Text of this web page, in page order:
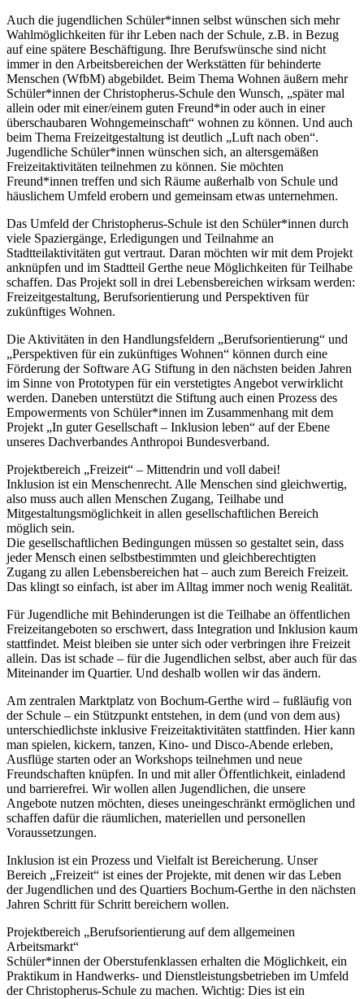
Auch die jugendlichen Schüler*innen selbst wünschen sich mehr
Wahlmöglichkeiten für ihr Leben nach der Schule, z.B. in Bezug
auf eine spätere Beschäftigung. Ihre Berufswünsche sind nicht
immer in den Arbeitsbereichen der Werkstätten für behinderte
Menschen (WfbM) abgebildet. Beim Thema Wohnen äußern mehr
Schüler*innen der Christopherus-Schule den Wunsch, „später mal
allein oder mit einer/einem guten Freund*in oder auch in einer
überschaubaren Wohngemeinschaft“ wohnen zu können. Und auch
beim Thema Freizeitgestaltung ist deutlich „Luft nach oben“.
Jugendliche Schüler*innen wünschen sich, an altersgemäßen
Freizeitaktivitäten teilnehmen zu können. Sie möchten
Freund*innen treffen und sich Räume außerhalb von Schule und
häuslichem Umfeld erobern und gemeinsam etwas unternehmen.
Das Umfeld der Christopherus-Schule ist den Schüler*innen durch
viele Spaziergänge, Erledigungen und Teilnahme an
Stadtteilaktivitäten gut vertraut. Daran möchten wir mit dem Projekt
anknüpfen und im Stadtteil Gerthe neue Möglichkeiten für Teilhabe
schaffen. Das Projekt soll in drei Lebensbereichen wirksam werden:
Freizeitgestaltung, Berufsorientierung und Perspektiven für
zukünftiges Wohnen.
Die Aktivitäten in den Handlungsfeldern „Berufsorientierung“ und
„Perspektiven für ein zukünftiges Wohnen“ können durch eine
Förderung der Software AG Stiftung in den nächsten beiden Jahren
im Sinne von Prototypen für ein verstetigtes Angebot verwirklicht
werden. Daneben unterstützt die Stiftung auch einen Prozess des
Empowerments von Schüler*innen im Zusammenhang mit dem
Projekt „In guter Gesellschaft – Inklusion leben“ auf der Ebene
unseres Dachverbandes Anthropoi Bundesverband.
Projektbereich „Freizeit“ – Mittendrin und voll dabei!
Inklusion ist ein Menschenrecht. Alle Menschen sind gleichwertig,
also muss auch allen Menschen Zugang, Teilhabe und
Mitgestaltungsmöglichkeit in allen gesellschaftlichen Bereich
möglich sein.
Die gesellschaftlichen Bedingungen müssen so gestaltet sein, dass
jeder Mensch einen selbstbestimmten und gleichberechtigten
Zugang zu allen Lebensbereichen hat – auch zum Bereich Freizeit.
Das klingt so einfach, ist aber im Alltag immer noch wenig Realität.
Für Jugendliche mit Behinderungen ist die Teilhabe an öffentlichen
Freizeitangeboten so erschwert, dass Integration und Inklusion kaum
stattfindet. Meist bleiben sie unter sich oder verbringen ihre Freizeit
allein. Das ist schade – für die Jugendlichen selbst, aber auch für das
Miteinander im Quartier. Und deshalb wollen wir das ändern.
Am zentralen Marktplatz von Bochum-Gerthe wird – fußläufig von
der Schule – ein Stützpunkt entstehen, in dem (und von dem aus)
unterschiedlichste inklusive Freizeitaktivitäten stattfinden. Hier kann
man spielen, kickern, tanzen, Kino- und Disco-Abende erleben,
Ausflüge starten oder an Workshops teilnehmen und neue
Freundschaften knüpfen. In und mit aller Öffentlichkeit, einladend
und barrierefrei. Wir wollen allen Jugendlichen, die unsere
Angebote nutzen möchten, dieses uneingeschränkt ermöglichen und
schaffen dafür die räumlichen, materiellen und personellen
Voraussetzungen.
Inklusion ist ein Prozess und Vielfalt ist Bereicherung. Unser
Bereich „Freizeit“ ist eines der Projekte, mit denen wir das Leben
der Jugendlichen und des Quartiers Bochum-Gerthe in den nächsten
Jahren Schritt für Schritt bereichern wollen.
Projektbereich „Berufsorientierung auf dem allgemeinen
Arbeitsmarkt“
Schüler*innen der Oberstufenklassen erhalten die Möglichkeit, ein
Praktikum in Handwerks- und Dienstleistungsbetrieben im Umfeld
der Christopherus-Schule zu machen. Wichtig: Dies ist ein